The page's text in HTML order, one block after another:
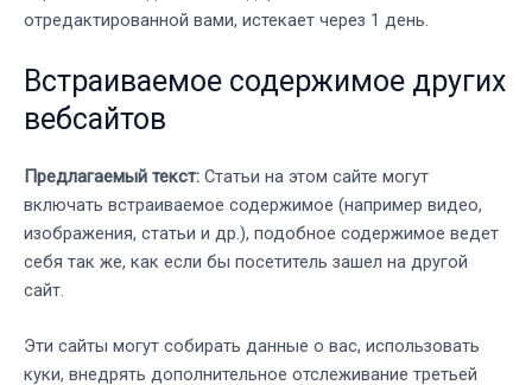
отредактированной вами, истекает через 1 день.
Встраиваемое содержимое других
вебсайтов
Предлагаемый текст: Статьи на этом сайте могут
включать встраиваемое содержимое (например видео,
изображения, статьи и др.), подобное содержимое ведет
себя так же, как если бы посетитель зашел на другой
сайт.
Эти сайты могут собирать данные о вас, использовать
куки, внедрять дополнительное отслеживание третьей